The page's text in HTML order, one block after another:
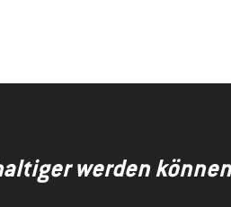
werden